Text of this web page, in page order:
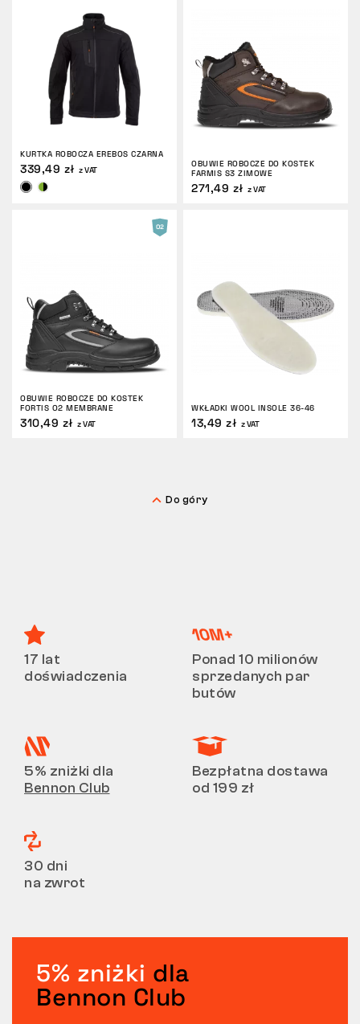
KURTKA ROBOCZA EREBOS CZARNA
339,49 zł z VAT
OBUWIE ROBOCZE DO KOSTEK
FARMIS S3 ZIMOWE
271,49 zł z VAT
OBUWIE ROBOCZE DO KOSTEK
FORTIS O2 MEMBRANE
310,49 zł z VAT
WKŁADKI WOOL INSOLE 36-46
13,49 zł z VAT
Do góry
17 lat
doświadczenia
Ponad 10 milionów
sprzedanych par
butów
5% zniżki dla
Bennon Club
Bezpłatna dostawa
od 199 zł
30 dni
na zwrot
5% zniżki dla
Bennon Club